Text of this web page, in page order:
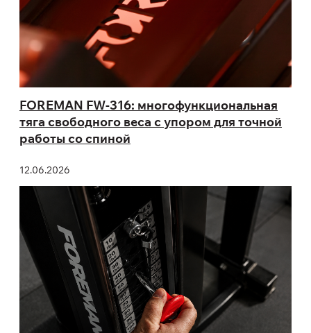
FOREMAN FW-316: многофункциональная
тяга свободного веса с упором для точной
работы со спиной
12.06.2026